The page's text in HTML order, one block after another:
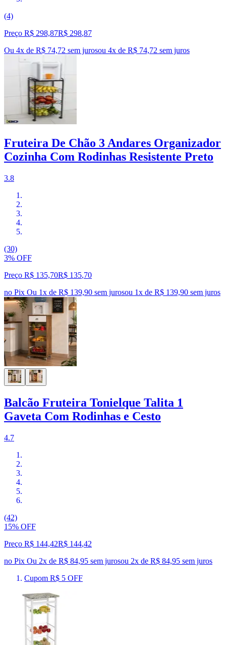
(4)
Preço R$ 298,87R$ 298,87
Ou 4x de R$ 74,72 sem jurosou 4x de R$ 74,72 sem juros
Fruteira De Chão 3 Andares Organizador
Cozinha Com Rodinhas Resistente Preto
3.8
(30)
3% OFF
Preço R$ 135,70R$ 135,70
no Pix Ou 1x de R$ 139,90 sem jurosou 1x de R$ 139,90 sem juros
Balcão Fruteira Tonielque Talita 1
Gaveta Com Rodinhas e Cesto
4.7
(42)
15% OFF
Preço R$ 144,42R$ 144,42
no Pix Ou 2x de R$ 84,95 sem jurosou 2x de R$ 84,95 sem juros
Cupom R$ 5 OFF